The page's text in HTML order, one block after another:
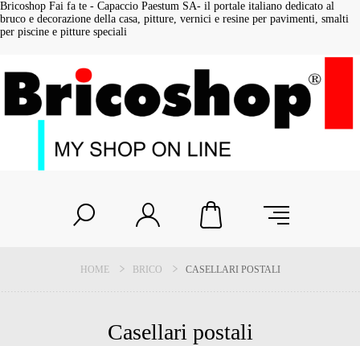
Bricoshop Fai fa te - Capaccio Paestum SA- il portale italiano dedicato al
bruco e decorazione della casa, pitture, vernici e resine per pavimenti, smalti
per piscine e pitture speciali
HOME BRICO CASELLARI POSTALI
Casellari postali